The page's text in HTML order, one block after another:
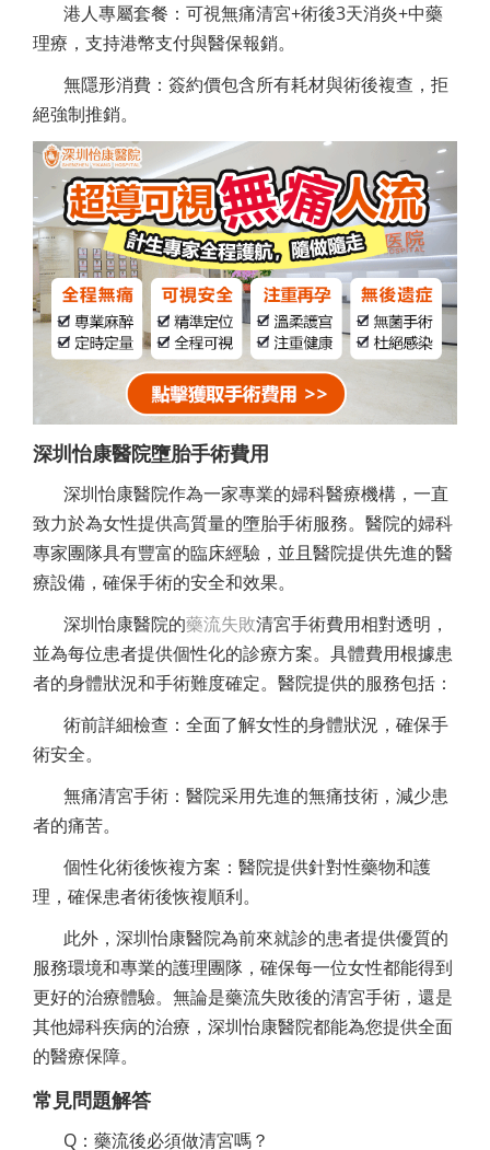
港人專屬套餐：可視無痛清宮+術後3天消炎+中藥
理療，支持港幣支付與醫保報銷。
無隱形消費：簽約價包含所有耗材與術後複查，拒
絕強制推銷。
深圳怡康醫院墮胎手術費用
深圳怡康醫院作為一家專業的婦科醫療機構，一直
致力於為女性提供高質量的墮胎手術服務。醫院的婦科
專家團隊具有豐富的臨床經驗，並且醫院提供先進的醫
療設備，確保手術的安全和效果。
深圳怡康醫院的藥流失敗清宮手術費用相對透明，
並為每位患者提供個性化的診療方案。具體費用根據患
者的身體狀況和手術難度確定。醫院提供的服務包括：
術前詳細檢查：全面了解女性的身體狀況，確保手
術安全。
無痛清宮手術：醫院采用先進的無痛技術，減少患
者的痛苦。
個性化術後恢複方案：醫院提供針對性藥物和護
理，確保患者術後恢複順利。
此外，深圳怡康醫院為前來就診的患者提供優質的
服務環境和專業的護理團隊，確保每一位女性都能得到
更好的治療體驗。無論是藥流失敗後的清宮手術，還是
其他婦科疾病的治療，深圳怡康醫院都能為您提供全面
的醫療保障。
常見問題解答
Q：藥流後必須做清宮嗎？